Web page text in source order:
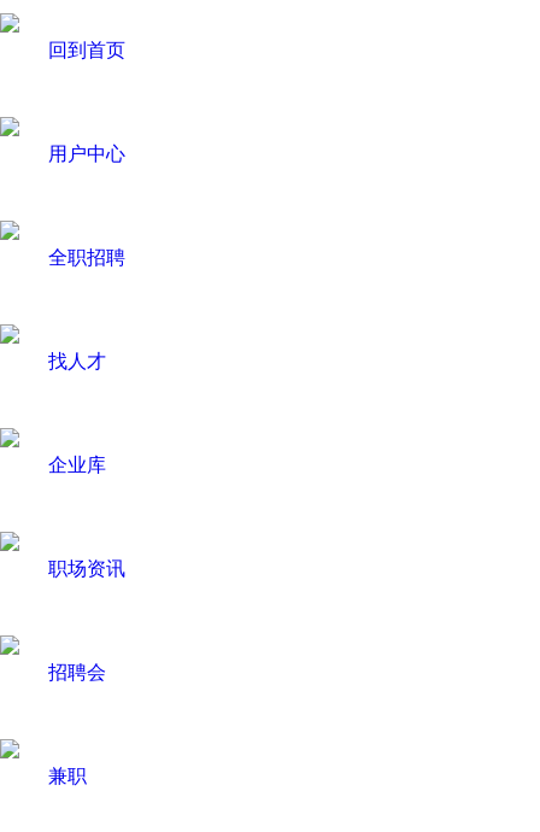
回到首页
用户中心
全职招聘
找人才
企业库
职场资讯
招聘会
兼职